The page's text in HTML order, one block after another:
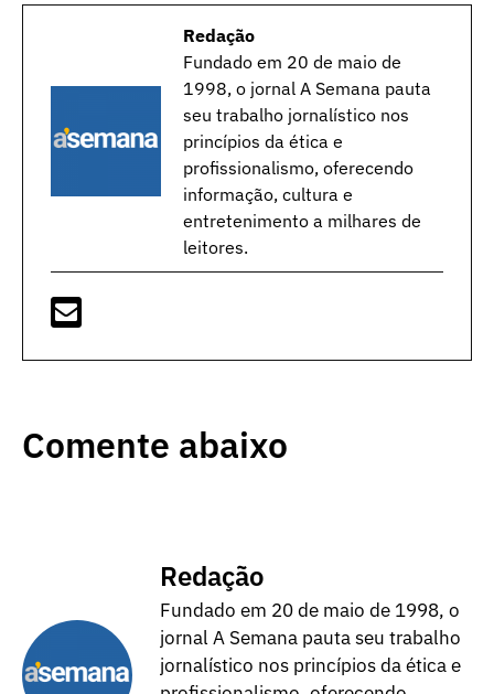
Redação
Fundado em 20 de maio de
1998, o jornal A Semana pauta
seu trabalho jornalístico nos
princípios da ética e
profissionalismo, oferecendo
informação, cultura e
entretenimento a milhares de
leitores.
Comente abaixo
Redação
Fundado em 20 de maio de 1998, o
jornal A Semana pauta seu trabalho
jornalístico nos princípios da ética e